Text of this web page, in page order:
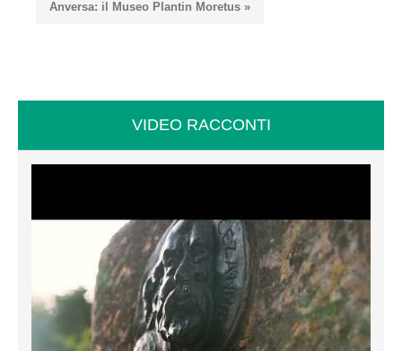
Anversa: il Museo Plantin Moretus »
VIDEO RACCONTI